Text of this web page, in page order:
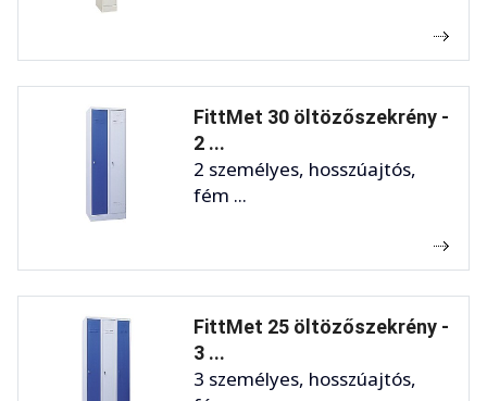
FittMet 30 öltözőszekrény -
2 ...
2 személyes, hosszúajtós,
fém ...
FittMet 25 öltözőszekrény -
3 ...
3 személyes, hosszúajtós,